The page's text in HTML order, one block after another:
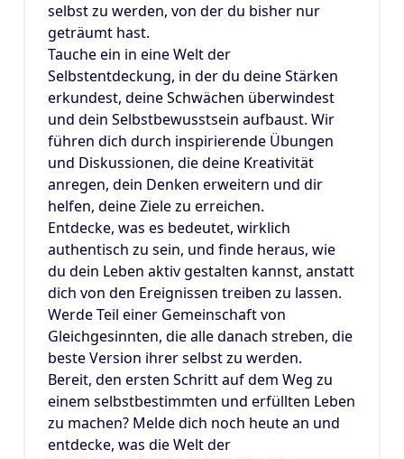
selbst zu werden, von der du bisher nur
geträumt hast.
Tauche ein in eine Welt der
Selbstentdeckung, in der du deine Stärken
erkundest, deine Schwächen überwindest
und dein Selbstbewusstsein aufbaust. Wir
führen dich durch inspirierende Übungen
und Diskussionen, die deine Kreativität
anregen, dein Denken erweitern und dir
helfen, deine Ziele zu erreichen.
Entdecke, was es bedeutet, wirklich
authentisch zu sein, und finde heraus, wie
du dein Leben aktiv gestalten kannst, anstatt
dich von den Ereignissen treiben zu lassen.
Werde Teil einer Gemeinschaft von
Gleichgesinnten, die alle danach streben, die
beste Version ihrer selbst zu werden.
Bereit, den ersten Schritt auf dem Weg zu
einem selbstbestimmten und erfüllten Leben
zu machen? Melde dich noch heute an und
entdecke, was die Welt der